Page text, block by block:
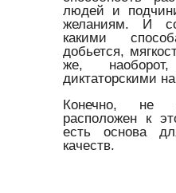
людей и
желаниям. И
какими
добьется,
же,
диктаторскими
Конечно, не
расположен к
есть основа
качеств.